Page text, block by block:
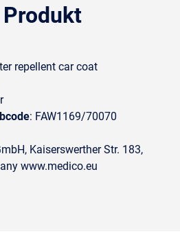
repellent car coat
: FAW1169/70070
Kaiserswerther Str. 183,
www.medico.eu